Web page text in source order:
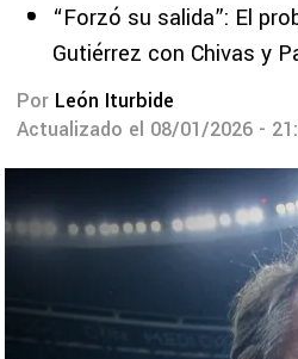
“Forzó su salida”: El
Gutiérrez con Chivas y
Por León Iturbide
Actualizado el 08/01/2026 -